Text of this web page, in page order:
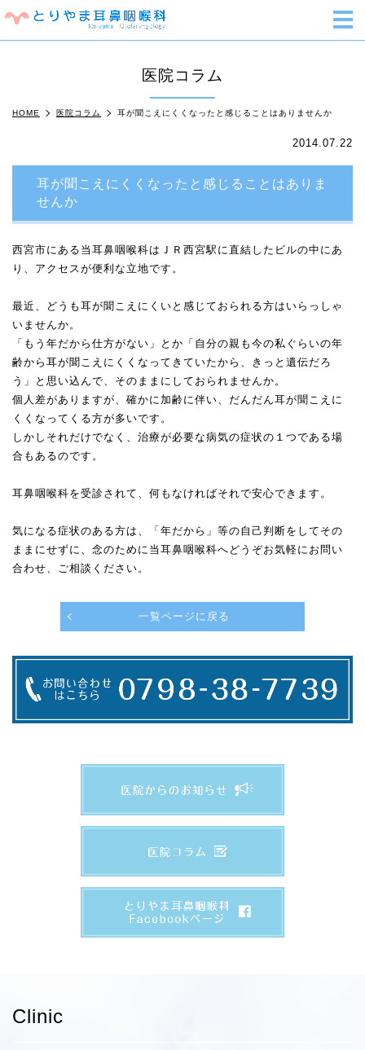
医院コラム
HOME 医院コラム 耳が聞こえにくくなったと感じることはありませんか
2014.07.22
耳が聞こえにくくなったと感じることはありま
せんか
西宮市にある当耳鼻咽喉科はＪＲ西宮駅に直結したビルの中にあ
り、アクセスが便利な立地です。
最近、どうも耳が聞こえにくいと感じておられる方はいらっしゃ
いませんか。
「もう年だから仕方がない」とか「自分の親も今の私ぐらいの年
齢から耳が聞こえにくくなってきていたから、きっと遺伝だろ
う」と思い込んで、そのままにしておられませんか。
個人差がありますが、確かに加齢に伴い、だんだん耳が聞こえに
くくなってくる方が多いです。
しかしそれだけでなく、治療が必要な病気の症状の１つである場
合もあるのです。
耳鼻咽喉科を受診されて、何もなければそれで安心できます。
気になる症状のある方は、「年だから」等の自己判断をしてその
ままにせずに、念のために当耳鼻咽喉科へどうぞお気軽にお問い
合わせ、ご相談ください。
一覧ページに戻る
Clinic